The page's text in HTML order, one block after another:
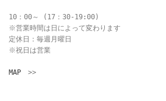
10：00～ (17：30-19:00)
※営業時間は日によって変わります
定休日：毎週月曜日
※祝日は営業
MAP >>